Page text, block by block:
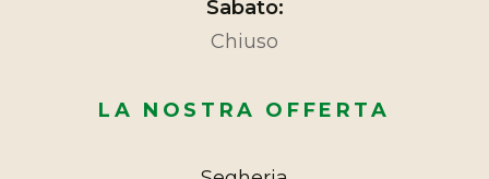
Sabato:
Chiuso
LA NOSTRA OFFERTA